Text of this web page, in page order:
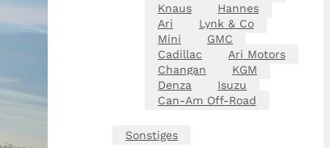
Knaus
Hannes
Ari
Lynk & Co
Mini
GMC
Cadillac
Ari Motors
Changan
KGM
Denza
Isuzu
Can-Am Off-Road
Sonstiges